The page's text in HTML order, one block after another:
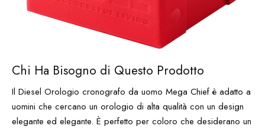
Chi Ha Bisogno di Questo Prodotto
Il Diesel Orologio cronografo da uomo Mega Chief è adatto a
uomini che cercano un orologio di alta qualità con un design
elegante ed elegante. È perfetto per coloro che desiderano un